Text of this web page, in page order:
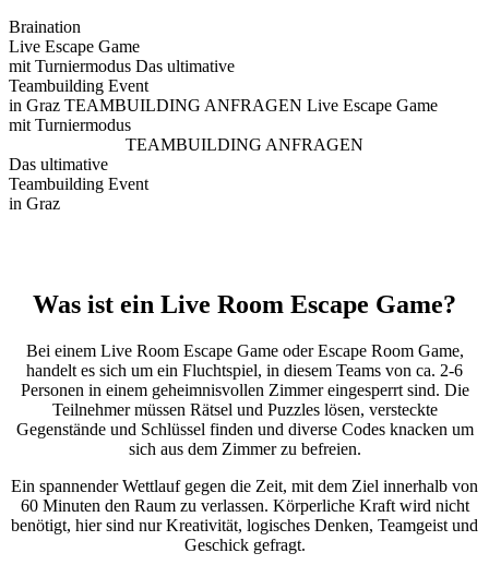
Braination
Live Escape Game
mit Turniermodus Das ultimative
Teambuilding Event
in Graz TEAMBUILDING ANFRAGEN Live Escape Game
mit Turniermodus
TEAMBUILDING ANFRAGEN
Das ultimative
Teambuilding Event
in Graz
Was ist ein Live Room Escape Game?
Bei einem Live Room Escape Game oder Escape Room Game,
handelt es sich um ein Fluchtspiel, in diesem Teams von ca. 2-6
Personen in einem geheimnisvollen Zimmer eingesperrt sind. Die
Teilnehmer müssen Rätsel und Puzzles lösen, versteckte
Gegenstände und Schlüssel finden und diverse Codes knacken um
sich aus dem Zimmer zu befreien.
Ein spannender Wettlauf gegen die Zeit, mit dem Ziel innerhalb von
60 Minuten den Raum zu verlassen. Körperliche Kraft wird nicht
benötigt, hier sind nur Kreativität, logisches Denken, Teamgeist und
Geschick gefragt.